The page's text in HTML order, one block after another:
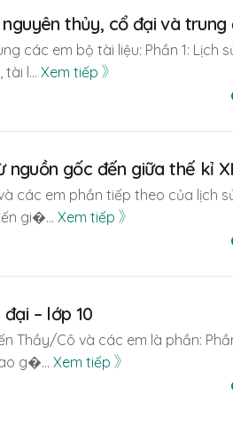
thủy, cổ đại và trung
các em bộ tài liệu: Phần 1: Lịch
tài l... Xem tiếp
nguồn gốc đến giữa thế kỉ
các em phần tiếp theo của lịch
gi�... Xem tiếp
– lớp 10
Thầy/Cô và các em là phần:
g�... Xem tiếp